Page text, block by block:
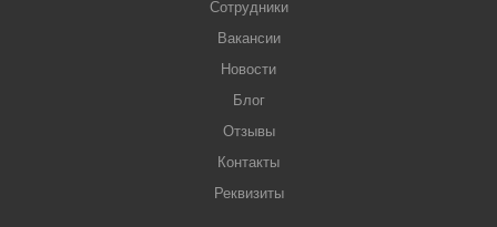
Сотрудники
Вакансии
Новости
Блог
Отзывы
Контакты
Реквизиты